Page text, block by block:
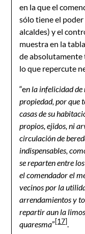
en la que el
sólo tiene el
alcaldes) y el
muestra en la
de absolutamente
lo que repercute
“en la infelicidad
propiedad, por que
casas de su
propios, ejidos, ni
circulación de
indispensables,
se reparten entre
el comendador el
vecinos por la
arrendamientos y
repartir aun la
quaresma”[17].